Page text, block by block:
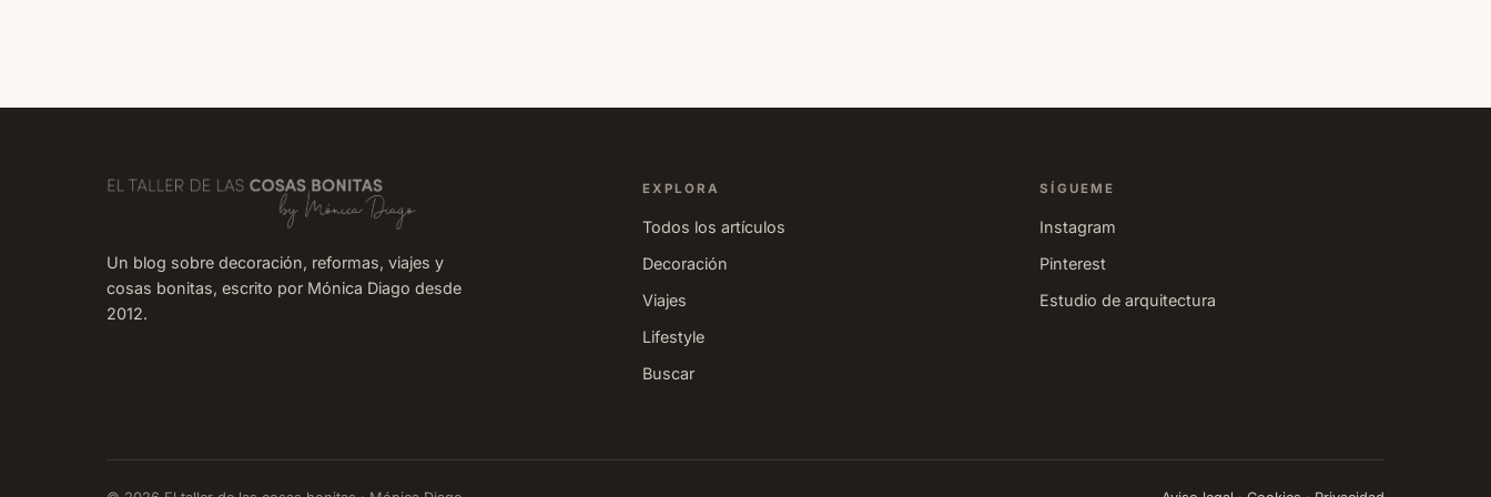
Un blog sobre decoración, reformas, viajes y
cosas bonitas, escrito por Mónica Diago desde
2012.
EXPLORA
Todos los artículos
Decoración
Viajes
Lifestyle
Buscar
SÍGUEME
Instagram
Pinterest
Estudio de arquitectura